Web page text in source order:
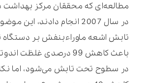
مطالعه‌ای که محققان مرکز
در سال 2007 انجام دادند،
تابش اشعه ماوراءبنفش بر دستگاه
باعث کاهش 99 درصدی
در سطوح تحت تابش می‌شود، اما